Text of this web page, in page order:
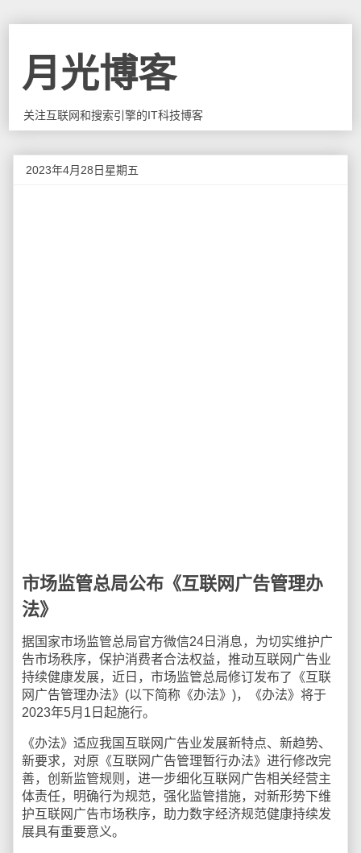
月光博客
关注互联网和搜索引擎的IT科技博客
2023年4月28日星期五
市场监管总局公布《互联网广告管理办
法》
据国家市场监管总局官方微信24日消息，为切实维护广
告市场秩序，保护消费者合法权益，推动互联网广告业
持续健康发展，近日，市场监管总局修订发布了《互联
网广告管理办法》(以下简称《办法》)，《办法》将于
2023年5月1日起施行。
《办法》适应我国互联网广告业发展新特点、新趋势、
新要求，对原《互联网广告管理暂行办法》进行修改完
善，创新监管规则，进一步细化互联网广告相关经营主
体责任，明确行为规范，强化监管措施，对新形势下维
护互联网广告市场秩序，助力数字经济规范健康持续发
展具有重要意义。